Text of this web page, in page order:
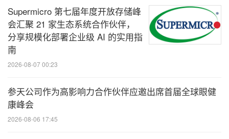
消息来源：金杜律师事务所
分享到：
Supermicro 第七届年度开放存储峰
会汇聚 21 家生态系统合作伙伴，
分享规模化部署企业级 AI 的实用指
南
2026-08-07 00:23
参天公司作为高影响力合作伙伴应邀出席首届全球眼健
康峰会
2026-08-06 17:45